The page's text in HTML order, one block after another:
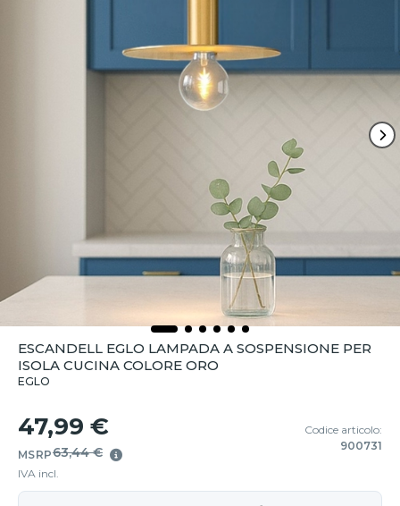
ESCANDELL EGLO LAMPADA A SOSPENSIONE PER
ISOLA CUCINA COLORE ORO
EGLO
47,99 €
MSRP63,44 €
IVA incl.
Codice articolo:
900731